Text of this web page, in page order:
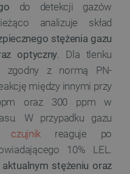
do detekcji gazów
analizuje skład
stężenia gazu
optyczny. Dla tlenku
zgodny z normą PN-
między innymi przy
oraz 300 ppm w
W przypadku gazu
czujnik reaguje po
10% LEL.
stężeniu oraz